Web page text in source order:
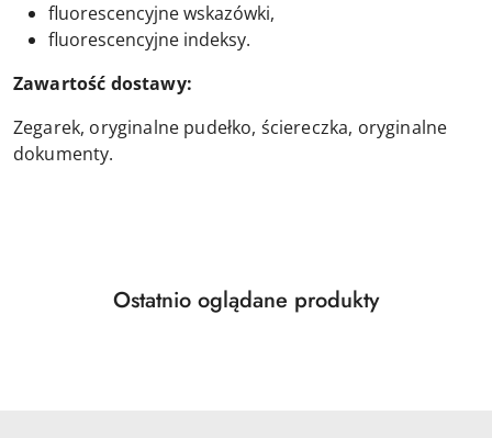
fluorescencyjne wskazówki,
fluorescencyjne indeksy.
Zawartość dostawy:
Zegarek, oryginalne pudełko, ściereczka, oryginalne
dokumenty.
Pomiń karuzelę produktów
Produkty
Ostatnio oglądane produkty